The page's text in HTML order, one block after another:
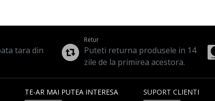
tara din
Retur
Puteti returna produsele in 14
zile de la primirea acestora.
TE-AR MAI PUTEA INTERESA SUPORT CLIENTI